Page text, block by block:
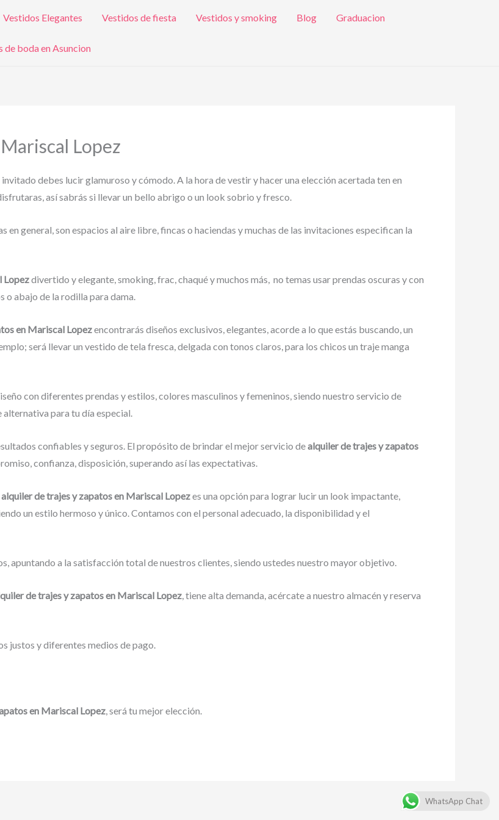
Vestidos Elegantes Vestidos de fiesta Vestidos y smoking Blog Graduacion
de boda en Asuncion
Lopez
debes lucir glamuroso y cómodo. A la hora de vestir y hacer una elección acertada ten en
así sabrás si llevar un bello abrigo o un look sobrio y fresco.
general, son espacios al aire libre, fincas o haciendas y muchas de las invitaciones especifican la
Lopezdivertido y elegante, smoking, frac, chaqué y muchos más, no temas usar prendas oscuras y con
o abajo de la rodilla para dama.
en Mariscal Lopezencontrarás diseños exclusivos, elegantes, acorde a lo que estás buscando, un
será llevar un vestido de tela fresca, delgada con tonos claros, para los chicos un traje manga
con diferentes prendas y estilos, colores masculinos y femeninos, siendo nuestro servicio de
alternativa para tu día especial.
confiables y seguros. El propósito de brindar el mejor servicio dealquiler de trajes y zapatos
confianza, disposición, superando así las expectativas.
alquiler de trajes y zapatos en Mariscal Lopezes una opción para lograr lucir un look impactante,
un estilo hermoso y único. Contamos con el personal adecuado, la disponibilidad y el
apuntando a la satisfacción total de nuestros clientes, siendo ustedes nuestro mayor objetivo.
de trajes y zapatos en Mariscal Lopez , tiene alta demanda, acércate a nuestro almacén y reserva
justos y diferentes medios de pago.
en Mariscal Lopez , será tu mejor elección.
WhatsApp Chat